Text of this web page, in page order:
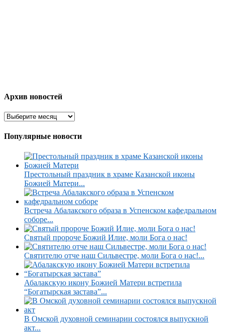
Архив новостей
Популярные новости
Престольный праздник в храме Казанской иконы
Божией Матери...
Встреча Абалакского образа в Успенском кафедральном
соборе...
Святый пророче Божий Илие, моли Бога о нас!
Святителю отче наш Сильвестре, моли Бога о нас!...
Абалакскую икону Божией Матери встретила
“Богатырская застава”...
В Омской духовной семинарии состоялся выпускной
акт...